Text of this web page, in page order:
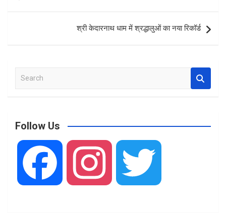
o
p
श्री केदारनाथ धाम में श्रद्धालुओं का नया रिकॉर्ड
a
c
Follow Us